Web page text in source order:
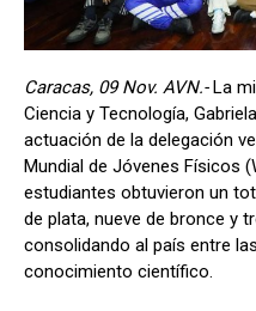
Caracas, 09 Nov. AVN.-La
Ciencia y Tecnología,
actuación de la delegación
Mundial de Jóvenes Físicos
estudiantes obtuvieron un
de plata, nueve de bronce y
consolidando al país entre
conocimiento científico.